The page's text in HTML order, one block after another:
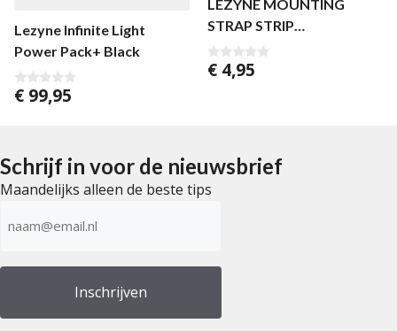
Lezyne Infinite Light
Power Pack+ Black
0
v
€ 99,95
LEZYNE MOUNTING
STRAP STRIP
PRO/STRIP/RADAR DRIVE
0
v
€ 4,95
Schrijf in voor de nieuwsbrief
Maandelijks alleen de beste tips
mailadres